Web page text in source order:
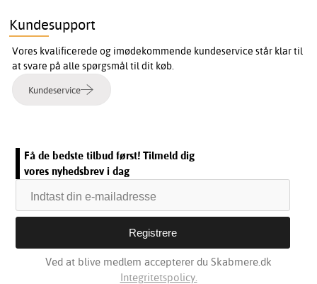
Kundesupport
Vores kvalificerede og imødekommende kundeservice står klar til
at svare på alle spørgsmål til dit køb.
Kundeservice
Få de bedste tilbud først! Tilmeld dig
vores nyhedsbrev i dag
Ved at blive medlem accepterer du Skabmere.dk
Integritetspolicy.